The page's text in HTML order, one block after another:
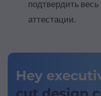
подтвердить
аттестации.
Hey